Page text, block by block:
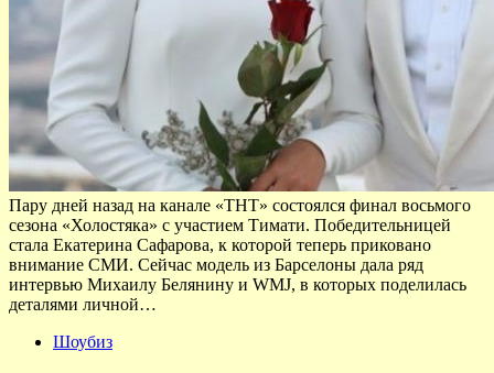
Пару дней назад на канале «ТНТ» состоялся финал восьмого
сезона «Холостяка» с участием Тимати. Победительницей
стала Екатерина Сафарова, к которой теперь приковано
внимание СМИ. Сейчас модель из Барселоны дала ряд
интервью Михаилу Белянину и WMJ, в которых поделилась
деталями личной…
Шоубиз